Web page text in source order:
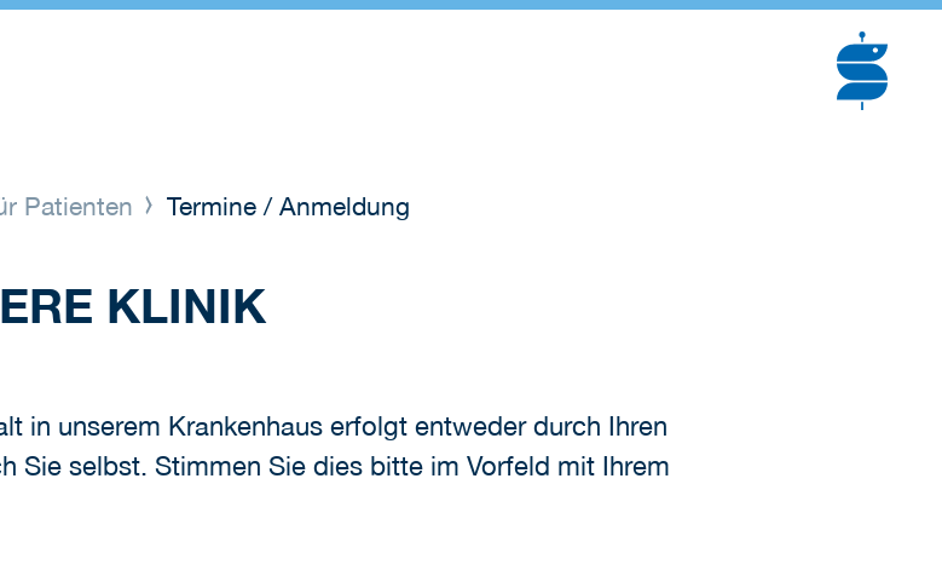
Patienten Termine / Anmeldung
KLINIK
in unserem Krankenhaus erfolgt entweder durch Ihren
Sie selbst. Stimmen Sie dies bitte im Vorfeld mit Ihrem